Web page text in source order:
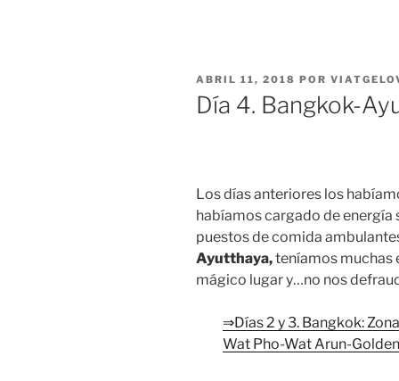
PUBLICADO
EL
ABRIL 11, 2018 POR
Día 4. Bangkok-
Los días anteriores los
habíamos cargado de energía
puestos de comida
Ayutthaya,teníamos muchas
mágico lugar y…no nos
⇒Días 2 y 3. Bangkok:
Wat Pho-Wat Arun-